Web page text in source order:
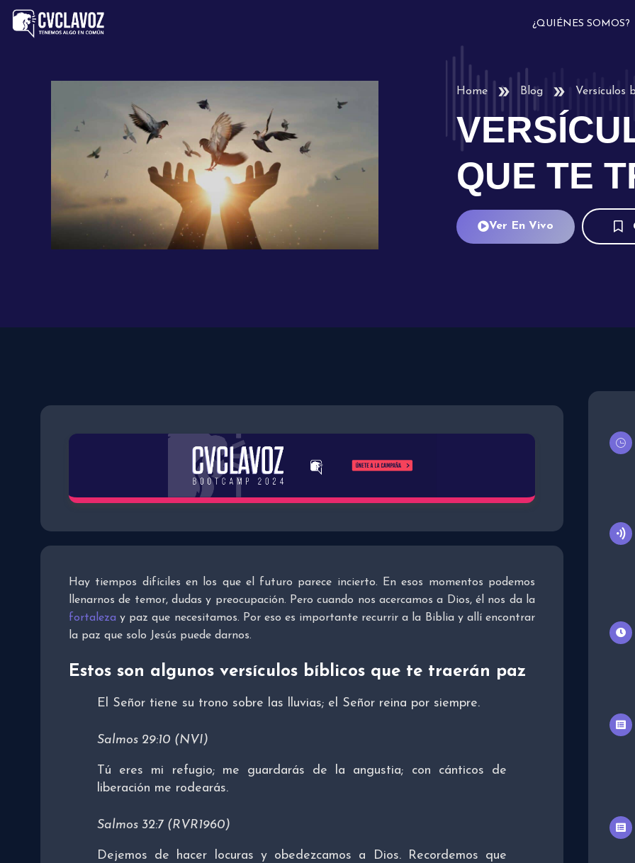
¿QUIÉNES SOMOS?
Home Blog Versículos
QUE TE
Ver En Vivo
Hay tiempos difíciles en los que el futuro parece incierto. En esos momentos podemos
llenarnos de temor, dudas y preocupación. Pero cuando nos acercamos a Dios, él nos da la
fortaleza y paz que necesitamos. Por eso es importante recurrir a la Biblia y allí encontrar
la paz que solo Jesús puede darnos.
Estos son algunos versículos bíblicos que te traerán paz
El Señor tiene su trono sobre las lluvias; el Señor reina por siempre.
Salmos 29:10 (NVI)
Tú eres mi refugio; me guardarás de la angustia; con cánticos de
liberación me rodearás.
Salmos 32:7 (RVR1960)
Dejemos de hacer locuras y obedezcamos a Dios. Recordemos que